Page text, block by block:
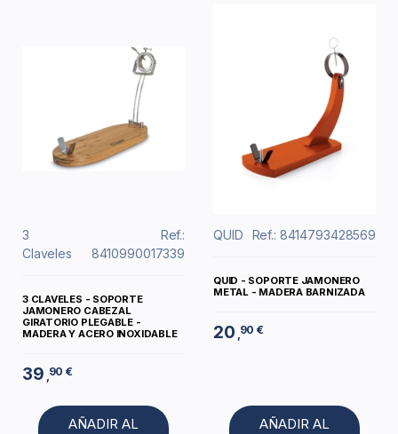
3
Claveles
Ref.:
8410990017339
3 CLAVELES - SOPORTE
JAMONERO CABEZAL
GIRATORIO PLEGABLE -
MADERA Y ACERO INOXIDABLE
39 ,90 €
AÑADIR AL
QUID Ref.: 8414793428569
QUID - SOPORTE JAMONERO
METAL - MADERA BARNIZADA
20 ,90 €
AÑADIR AL